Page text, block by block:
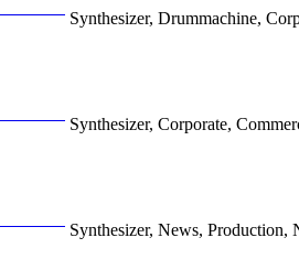
Synthesizer, Drummachine,
Synthesizer, Corporate,
Synthesizer, News, Production,